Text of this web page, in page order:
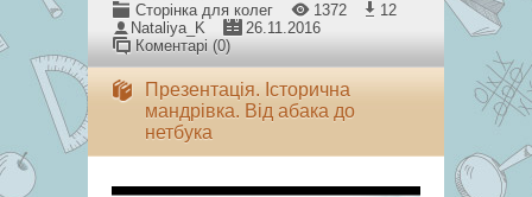
Сторінка для колег 1372
12
Nataliya_K
26.11.2016
Коментарі (0)
Презентація. Історична
мандрівка. Від абака до
нетбука